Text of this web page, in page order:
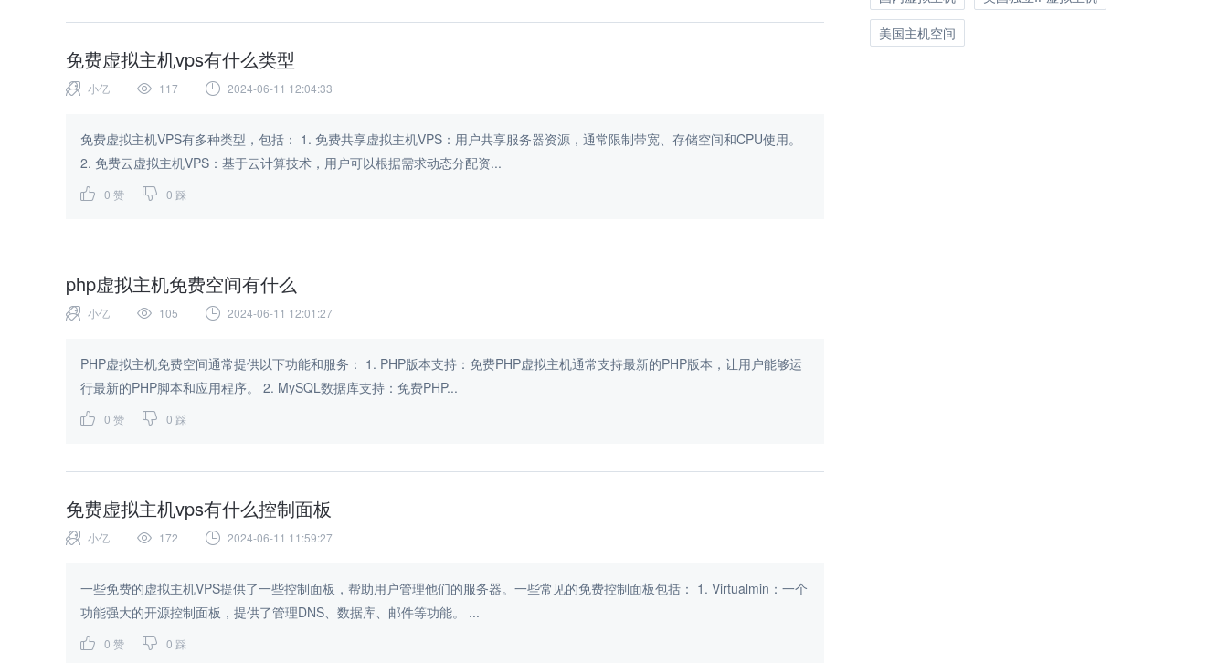
免费虚拟主机vps有什么类型
小亿 117 2024-06-11 12:04:33
免费虚拟主机VPS有多种类型，包括： 1. 免费共享虚拟主机VPS：用户共享服务器资源，通常限制带宽、存储空间和CPU使用。
2. 免费云虚拟主机VPS：基于云计算技术，用户可以根据需求动态分配资...
0 赞 0 踩
php虚拟主机免费空间有什么
小亿 105 2024-06-11 12:01:27
PHP虚拟主机免费空间通常提供以下功能和服务： 1. PHP版本支持：免费PHP虚拟主机通常支持最新的PHP版本，让用户能够运
行最新的PHP脚本和应用程序。 2. MySQL数据库支持：免费PHP...
0 赞 0 踩
免费虚拟主机vps有什么控制面板
小亿 172 2024-06-11 11:59:27
一些免费的虚拟主机VPS提供了一些控制面板，帮助用户管理他们的服务器。一些常见的免费控制面板包括： 1. Virtualmin：一个
功能强大的开源控制面板，提供了管理DNS、数据库、邮件等功能。 ...
0 赞 0 踩
美国主机空间